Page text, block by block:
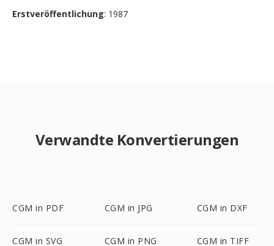
Erstveröffentlichung: 1987
Verwandte Konvertierungen
CGM in PDF CGM in JPG CGM in DXF
CGM in SVG CGM in PNG CGM in TIFF